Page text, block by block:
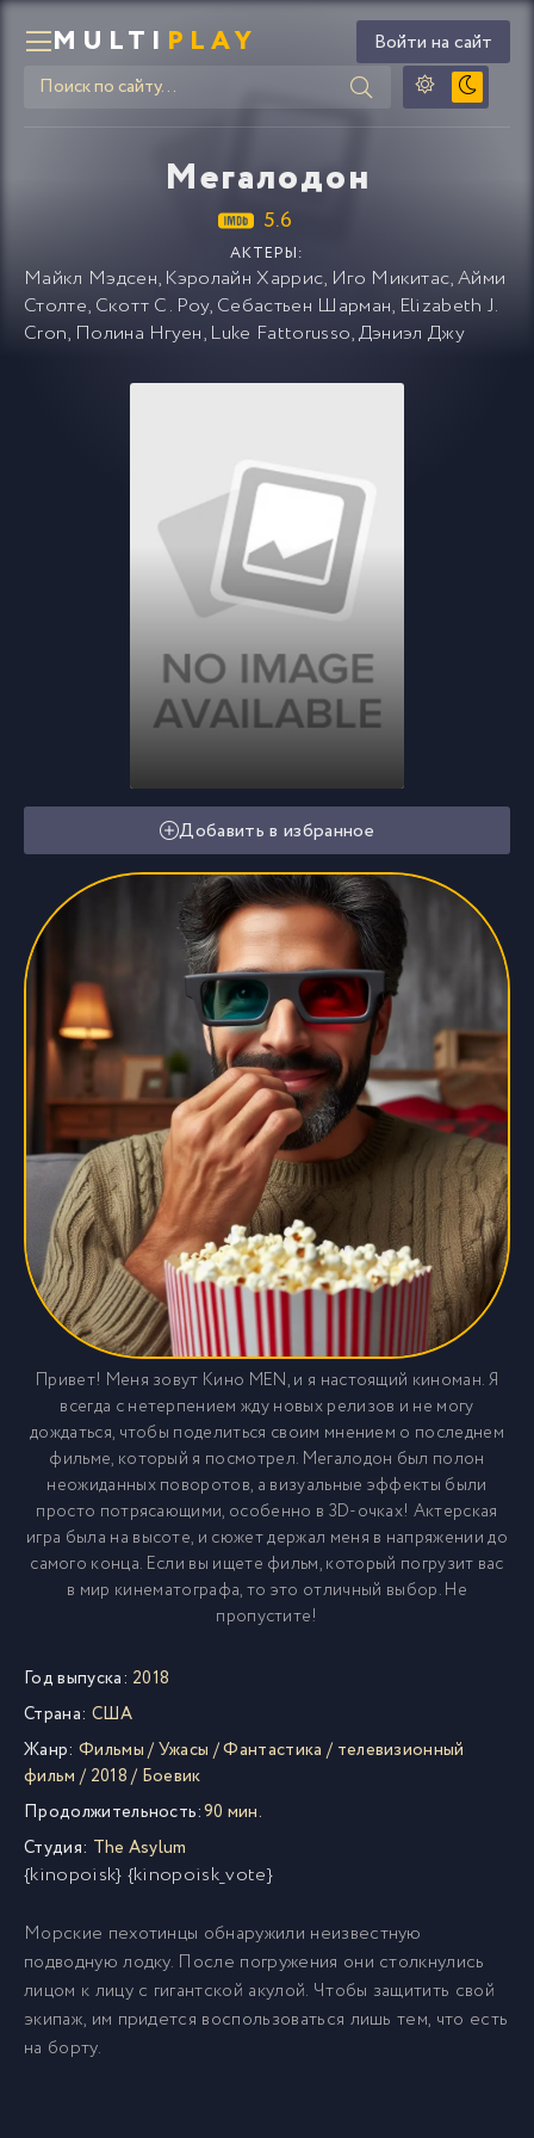
MULTI PLAY Войти на сайт
Мегалодон
5.6
АКТЕРЫ:
Майкл Мэдсен, Кэролайн Харрис, Иго Микитас,Айми
Столте, Скотт С. Роу, Себастьен Шарман, Elizabeth J.
Cron, Полина Нгуен, Luke Fattorusso,Дэниэл Джу
Добавить в избранное
Привет! Меня зовут Кино MEN, и я настоящий киноман. Я
всегда с нетерпением жду новых релизов и не могу
дождаться, чтобы поделиться своим мнением о последнем
фильме, который я посмотрел. Мегалодон был полон
неожиданных поворотов, а визуальные эффекты были
просто потрясающими, особенно в 3D-очках! Актерская
игра была на высоте, и сюжет держал меня в напряжении до
самого конца. Если вы ищете фильм, который погрузит вас
в мир кинематографа, то это отличный выбор. Не
пропустите!
Год выпуска: 2018
Страна: США
Жанр: Фильмы/Ужасы /Фантастика / телевизионный
фильм / 2018/ Боевик
Продолжительность:90 мин.
Студия: The Asylum
{kinopoisk} {kinopoisk_vote}
Морские пехотинцы обнаружили неизвестную
подводную лодку. После погружения они столкнулись
лицом к лицу с гигантской акулой. Чтобы защитить свой
экипаж, им придется воспользоваться лишь тем, что есть
на борту.